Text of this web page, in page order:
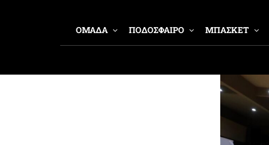
ΟΜΑΔΑ ΠΟΔΟΣΦΑΙΡΟ ΜΠΑΣΚΕΤ